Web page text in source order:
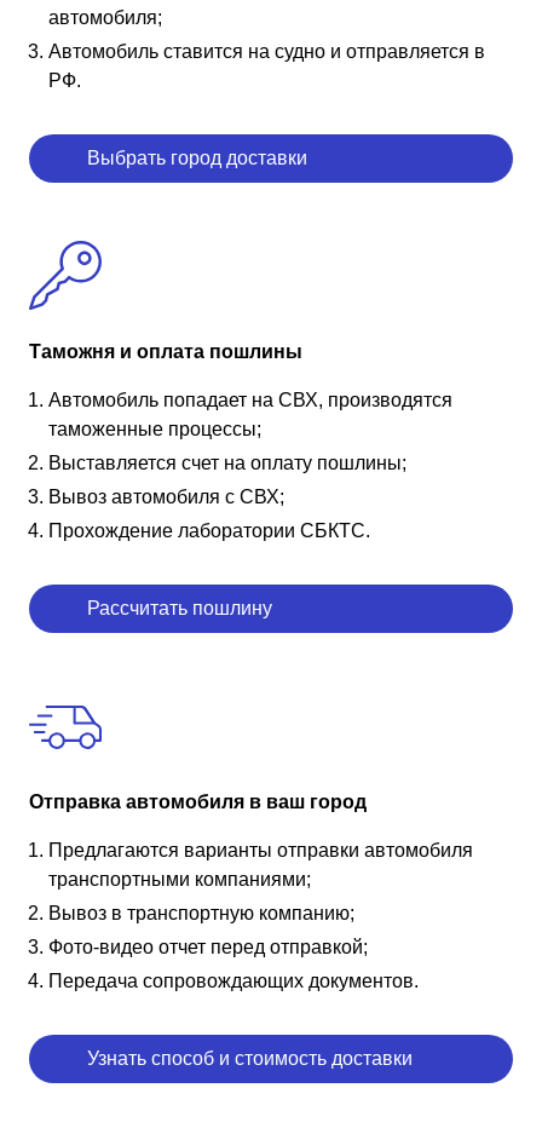
автомобиля;
Автомобиль ставится на судно и отправляется в
РФ.
Выбрать город доставки
Таможня и оплата пошлины
Автомобиль попадает на СВХ, производятся
таможенные процессы;
Выставляется счет на оплату пошлины;
Вывоз автомобиля с СВХ;
Прохождение лаборатории СБКТС.
Рассчитать пошлину
Отправка автомобиля в ваш город
Предлагаются варианты отправки автомобиля
транспортными компаниями;
Вывоз в транспортную компанию;
Фото-видео отчет перед отправкой;
Передача сопровождающих документов.
Узнать способ и стоимость доставки